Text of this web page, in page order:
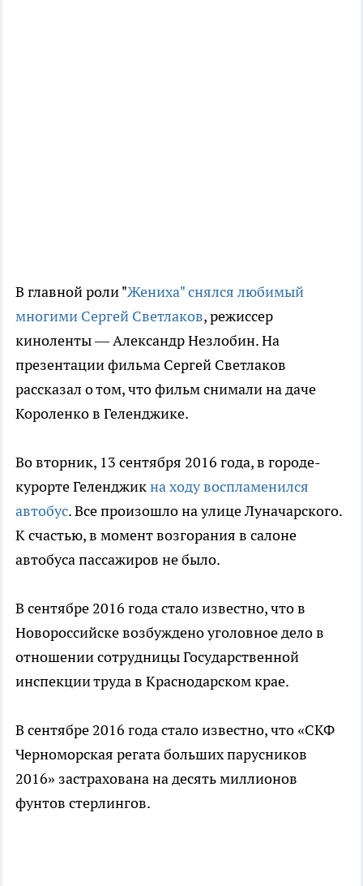
В главной роли "Жениха" снялся любимый
многими Сергей Светлаков, режиссер
киноленты — Александр Незлобин. На
презентации фильма Сергей Светлаков
рассказал о том, что фильм снимали на даче
Короленко в Геленджике.
Во вторник, 13 сентября 2016 года, в городе-
курорте Геленджикна ходу воспламенился
автобус. Все произошло на улице Луначарского.
К счастью, в момент возгорания в салоне
автобуса пассажиров не было.
В сентябре 2016 года стало известно, что в
Новороссийске возбуждено уголовное дело в
отношении сотрудницы Государственной
инспекции труда в Краснодарском крае.
В сентябре 2016 года стало известно, что «СКФ
Черноморская регата больших парусников
2016» застрахована на десять миллионов
фунтов стерлингов.